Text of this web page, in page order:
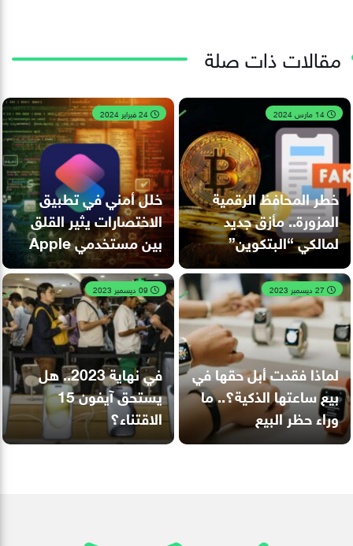
مقالات ذات صلة
خطر المحافظ الرقمية
المزورة.. مأزق جديد
لمالكي “البتكوين”
خلل أمني في تطبيق
الاختصارات يثير القلق
بين مستخدمي Apple
لماذا فقدت أبل حقها في
بيع ساعتها الذكية؟.. ما
وراء حظر البيع
في نهاية 2023.. هل
يستحق آيفون 15
الاقتناء؟